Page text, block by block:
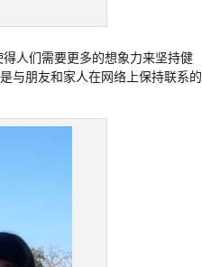
人们需要更多的想象力来坚持健
与朋友和家人在网络上保持联系的